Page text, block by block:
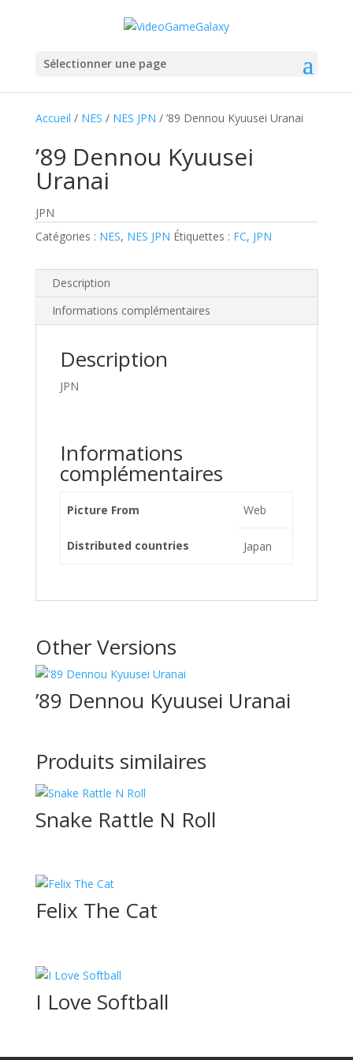
Sélectionner une page
Accueil / NES / NES JPN / ’89 Dennou Kyuusei Uranai
’89 Dennou Kyuusei
Uranai
JPN
Catégories : NES, NES JPN Étiquettes : FC, JPN
Description
Informations complémentaires
Description
JPN
Informations
complémentaires
Picture From Web
Distributed countries Japan
Other Versions
’89 Dennou Kyuusei Uranai
Produits similaires
Snake Rattle N Roll
Felix The Cat
I Love Softball